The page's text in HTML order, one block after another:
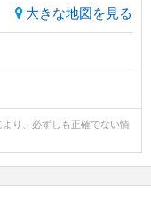
大きな地図を見る
り、必ずしも正確でない情